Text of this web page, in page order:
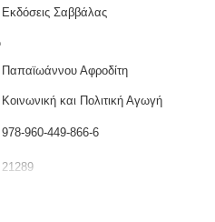
Εκδόσεις Σαββάλας
Παπαϊωάννου Αφροδίτη
Κοινωνική και Πολιτική Αγωγή
978-960-449-866-6
21289